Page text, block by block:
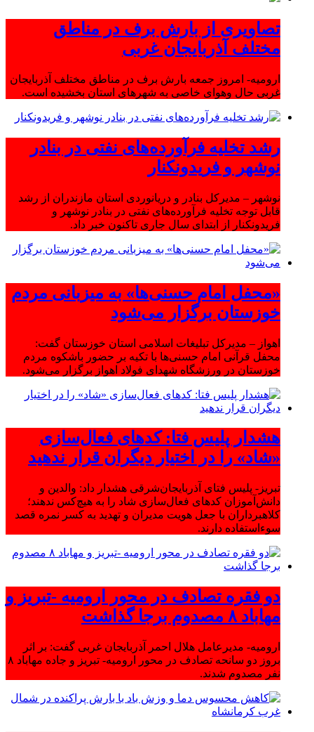
تصاویری از بارش برف در مناطق
مختلف آذربایجان غربی
ارومیه- امروز جمعه بارش برف در مناطق مختلف آذربایجان
غربی حال وهوای خاصی به شهرهای استان بخشیده است.
رشد تخلیه فرآورده‌های نفتی در بنادر
نوشهر و فریدونکنار
نوشهر – مدیرکل بنادر و دریانوردی استان مازندران از رشد
قابل توجه تخلیه فرآورده‌های نفتی در بنادر نوشهر و
فریدونکنار از ابتدای سال جاری تاکنون خبر داد.
«محفل امام حسنی‌ها» به میزبانی مردم
خوزستان برگزار می‌شود
اهواز – مدیرکل تبلیغات اسلامی استان خوزستان گفت:
محفل قرآنی امام حسنی‌ها با تکیه بر حضور باشکوه مردم
خوزستان در ورزشگاه شهدای فولاد اهواز برگزار می‌شود.
هشدار پلیس فتا: کدهای فعال‌سازی
«شاد» را در اختیار دیگران قرار ندهید
تبریز- پلیس فتای آذربایجان‌شرقی هشدار داد: والدین و
دانش‌آموزان کدهای فعال‌سازی شاد را به هیچ‌کس ندهند؛
کلاهبرداران با جعل هویت مدیران و تهدید به کسر نمره قصد
سوءاستفاده دارند.
دو فقره تصادف در محور ارومیه -تبریز و
مهاباد ۸ مصدوم برجا گذاشت
ارومیه- مدیرعامل هلال احمر آذربایجان غربی گفت: بر اثر
بروز دو سانحه تصادف در محور ارومیه- تبریز و جاده مهاباد ۸
نفر مصدوم شدند.